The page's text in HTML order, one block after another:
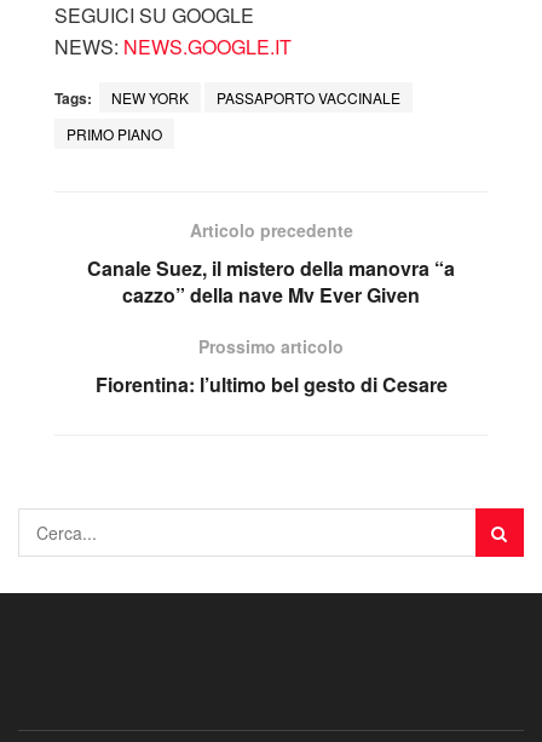
SEGUICI SU GOOGLE
NEWS: NEWS.GOOGLE.IT
Tags: NEW YORK
PASSAPORTO VACCINALE
PRIMO PIANO
Articolo precedente
Canale Suez, il mistero della manovra “a
cazzo” della nave Mv Ever Given
Prossimo articolo
Fiorentina: l’ultimo bel gesto di Cesare